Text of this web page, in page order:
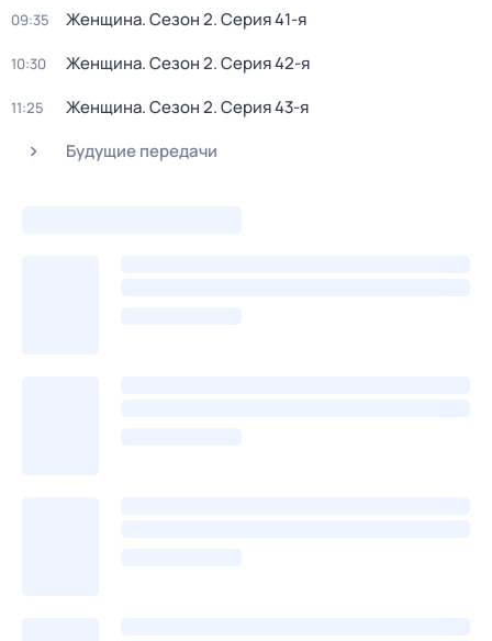
09:35 Женщина. Сезон 2. Серия 41-я
10:30 Женщина. Сезон 2. Серия 42-я
11:25 Женщина. Сезон 2. Серия 43-я
Будущие передачи